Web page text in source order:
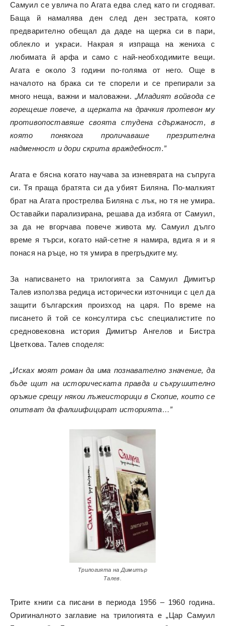
Самуил се увлича по Агата едва след като ги сгодяват.
Баща й намалява ден след ден зестрата, която
предварително обещал да даде на щерка си в пари,
облекло и украси. Накрая я изпраща на жениха с
любимата й арфа и само с най-необходимите вещи.
Агата е около 3 години по-голяма от него. Още в
началото на брака си те спорели и се препирали за
много неща, важни и маловажни. „Младият войвода се
горещеше повече, а щерката на драчкия протевон му
противопоставяше своята студена сдържаност, в
която понякога проличаваше презрителна
надменност и дори скрита враждебност.”
Агата е бясна когато научава за изневярата на съпруга
си. Тя праща братята си да убият Биляна. По-малкият
брат на Агата прострелва Биляна с лък, но тя не умира.
Оставайки парализирана, решава да избяга от Самуил,
за да не вгорчава повече живота му. Самуил дълго
време я търси, когато най-сетне я намира, вдига я и я
понася на ръце, но тя умира в прегръдките му.
За написването на трилогията за Самуил Димитър
Талев използва редица исторически източници с цел да
защити българския произход на царя. По време на
писането й той се консултира със специалистите по
средновековна история Димитър Ангелов и Бистра
Цветкова. Талев споделя:
„Исках моят роман да има познавателно значение, да
бъде щит на историческата правда и съкрушително
оръжие срещу някои лъжеисторици в Скопие, които се
опитват да фалшифицират историята…”
Трилогията на Димитър
Талев.
Трите книги са писани в периода 1956 – 1960 година.
Оригиналното заглавие на трилогията е „Цар Самуил